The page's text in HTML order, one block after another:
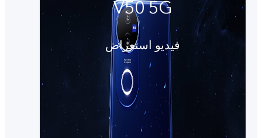
V50 5G
فيديو استعراض